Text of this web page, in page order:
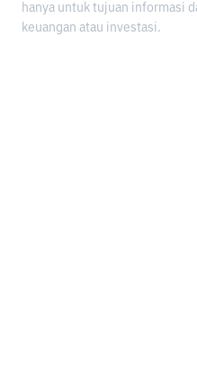
hanya untuk tujuan informasi
keuangan atau investasi.